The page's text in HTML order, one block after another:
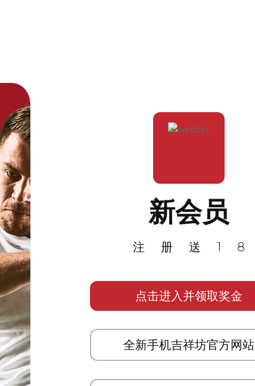
新会员
注册送18
点击进入并领取奖金
全新手机吉祥坊官方网站